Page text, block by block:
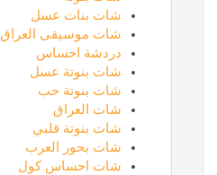
شات بنات عسل
شات موسيقى العراق
دردشة احساس
شات بنوتة عسل
شات بنوتة حب
شات العراق
شات بنوتة قلبي
شات بحور العرب
شات احساس كول